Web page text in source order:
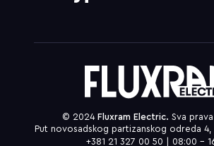
© 2024 Fluxram Electric. Sva
Put novosadskog partizanskog odreda 4,
+381 21 327 00 50 | 08:00 –